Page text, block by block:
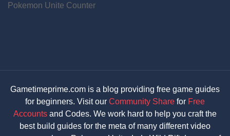
Pokemon Unite Counter
Gametimeprime.com is a blog providing free game guides
for beginners. Visit our Community Share for Free
Accounts and Codes. We work hard to help you craft the
best build guides for the meta of many different video